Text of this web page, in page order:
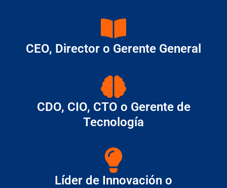
CEO, Director o Gerente General
CDO, CIO, CTO o Gerente de
Tecnología
Líder de Innovación o